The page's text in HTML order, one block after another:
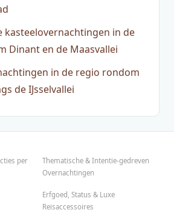
kasteelovernachtingen in de
Dinant en de Maasvallei
in de regio rondom
de IJsselvallei
per
Thematische & Intentie-gedreven
Overnachtingen
Erfgoed, Status & Luxe
Reisaccessoires